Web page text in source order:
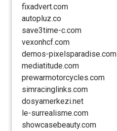
fixadvert.com
autopluz.co
save3time-c.com
vexonhcf.com
demos-pixelsparadise.com
mediatitude.com
prewarmotorcycles.com
simracinglinks.com
dosyamerkezi.net
le-surrealisme.com
showcasebeauty.com